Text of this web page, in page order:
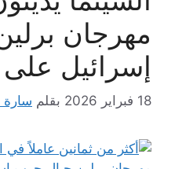
مهرجان
إسرائيل
18 فبراير 2026 بقلم سارة